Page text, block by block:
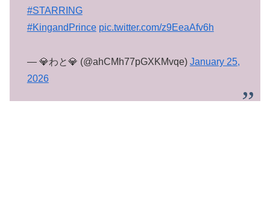
#STARRING
#KingandPrince pic.twitter.com/z9EeaAfv6h
— 💎わと💎 (@ahCMh77pGXKMvqe) January 25,
2026